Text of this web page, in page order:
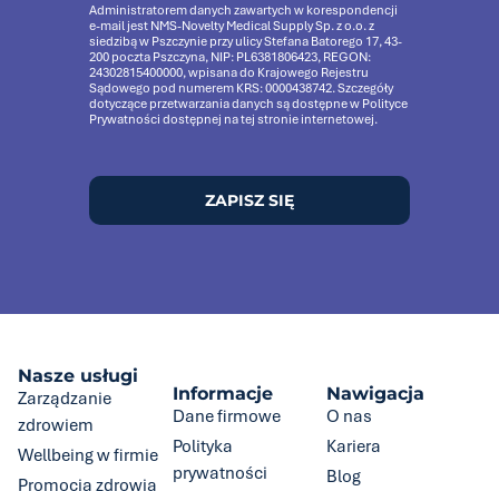
Administratorem danych zawartych w korespondencji
e-mail jest NMS-Novelty Medical Supply Sp. z o.o. z
siedzibą w Pszczynie przy ulicy Stefana Batorego 17, 43-
200 poczta Pszczyna, NIP: PL6381806423, REGON:
24302815400000, wpisana do Krajowego Rejestru
Sądowego pod numerem KRS: 0000438742. Szczegóły
dotyczące przetwarzania danych są dostępne w Polityce
Prywatności dostępnej na tej stronie internetowej.
ZAPISZ SIĘ
Nasze usługi
Zarządzanie
zdrowiem
Wellbeing w firmie
Promocja zdrowia
Informacje
Dane firmowe
Polityka
prywatności
Nawigacja
O nas
Kariera
Blog